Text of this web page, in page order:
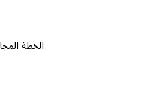
الخطة المجانية ٠